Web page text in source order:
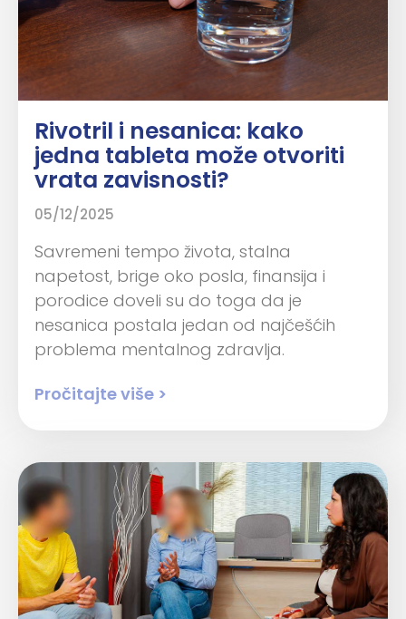
Rivotril i nesanica: kako
jedna tableta može otvoriti
vrata zavisnosti?
05/12/2025
Savremeni tempo života, stalna
napetost, brige oko posla, finansija i
porodice doveli su do toga da je
nesanica postala jedan od najčešćih
problema mentalnog zdravlja.
Pročitajte više >